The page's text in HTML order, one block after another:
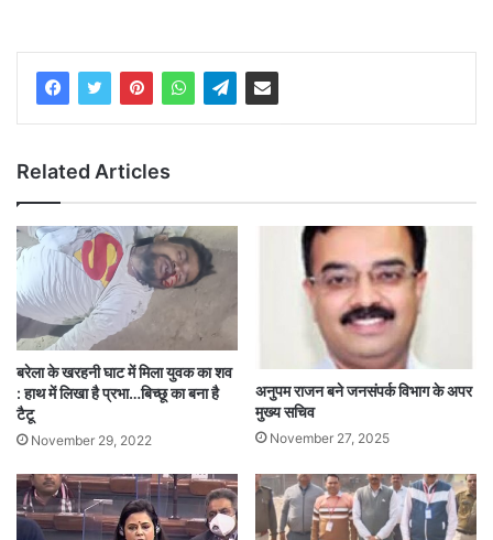
Related Articles
बरेला के खरहनी घाट में मिला युवक का शव
: हाथ में लिखा है प्रभा…बिच्छू का बना है
टैटू
November 29, 2022
अनुपम राजन बने जनसंपर्क विभाग के अपर
मुख्य सचिव
November 27, 2025